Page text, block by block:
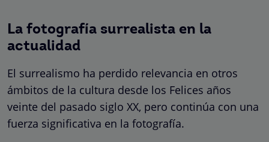
La fotografía surrealista en la
actualidad
El surrealismo ha perdido relevancia en otros
ámbitos de la cultura desde los Felices años
veinte del pasado siglo XX, pero continúa con una
fuerza significativa en la fotografía.